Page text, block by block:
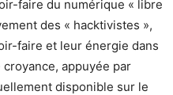
faire du numérique « libre
des « hacktivistes »,
faire et leur énergie dans
appuyée par
disponible sur le